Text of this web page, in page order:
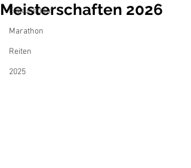
Eiskunstlauf
Marathon
Reiten
2025
Meisterschaften 2026